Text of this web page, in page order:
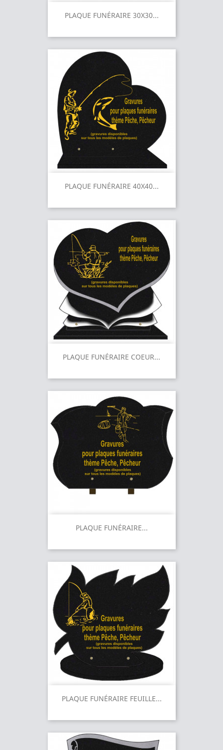
PLAQUE FUNÉRAIRE 30X30...
PLAQUE FUNÉRAIRE 40X40...
PLAQUE FUNÉRAIRE COEUR...
PLAQUE FUNÉRAIRE...
PLAQUE FUNÉRAIRE FEUILLE...